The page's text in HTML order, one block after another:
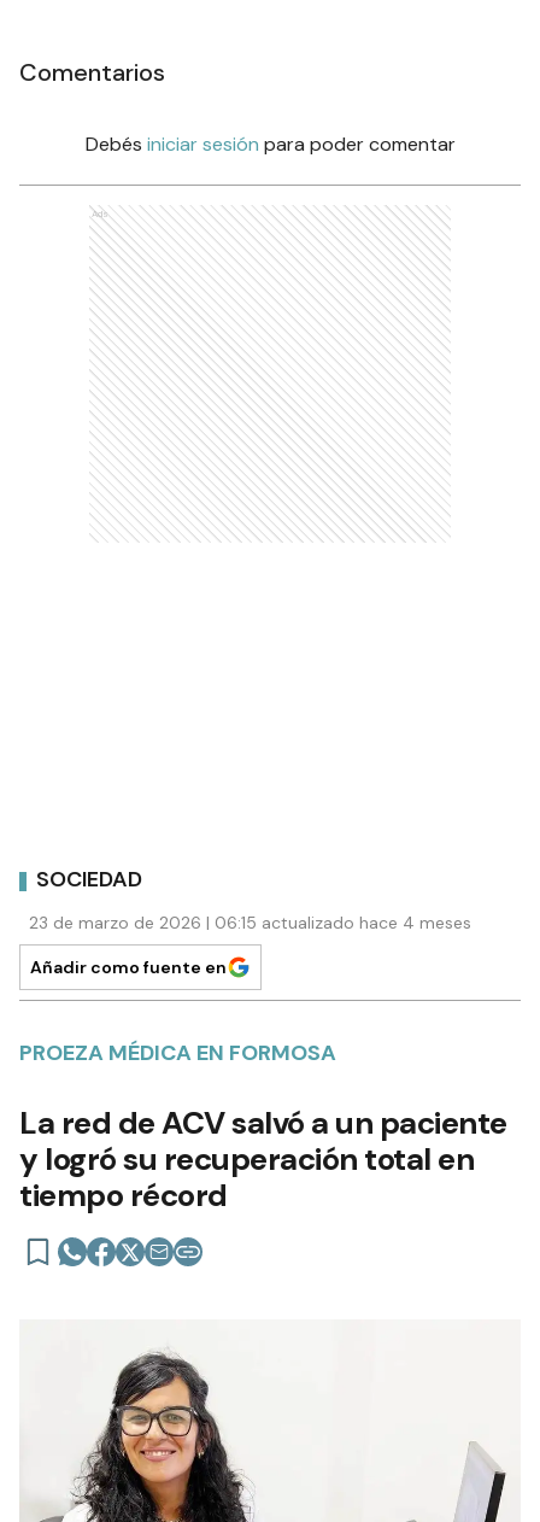
Comentarios
Debés iniciar sesión para poder comentar
Ads
SOCIEDAD
23 de marzo de 2026 | 06:15 actualizado hace 4 meses
Añadir como fuente en
PROEZA MÉDICA EN FORMOSA
La red de ACV salvó a un paciente
y logró su recuperación total en
tiempo récord